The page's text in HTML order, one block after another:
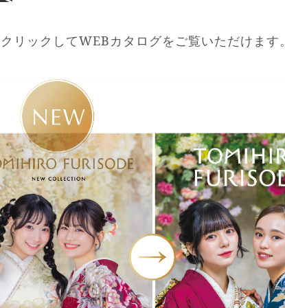
リックしてWEBカタログをご覧いただけます。